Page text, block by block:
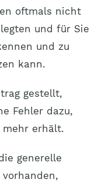
oftmals nicht
und für Sie
und zu
kann.
gestellt,
Fehler dazu,
mehr erhält.
generelle